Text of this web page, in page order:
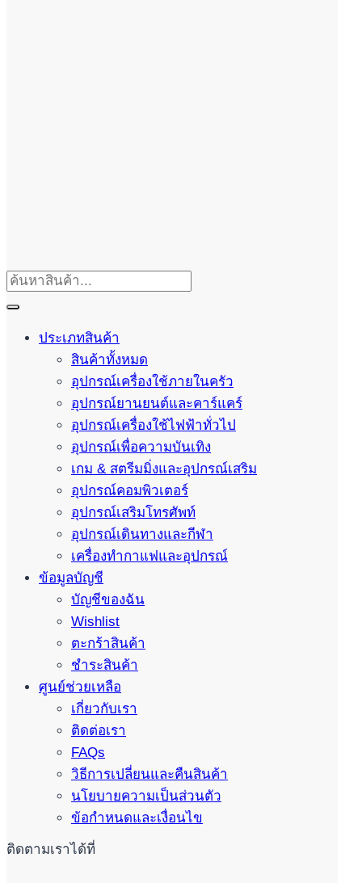
ประเภทสินค้า
สินค้าทั้งหมด
อุปกรณ์เครื่องใช้ภายในครัว
อุปกรณ์ยานยนต์และคาร์แคร์
อุปกรณ์เครื่องใช้ไฟฟ้าทั่วไป
อุปกรณ์เพื่อความบันเทิง
เกม & สตรีมมิ่งและอุปกรณ์เสริม
อุปกรณ์คอมพิวเตอร์
อุปกรณ์เสริมโทรศัพท์
อุปกรณ์เดินทางและกีฬา
เครื่องทำกาแฟและอุปกรณ์
ข้อมูลบัญชี
บัญชีของฉัน
Wishlist
ตะกร้าสินค้า
ชำระสินค้า
ศูนย์ช่วยเหลือ
เกี่ยวกับเรา
ติดต่อเรา
FAQs
วิธีการเปลี่ยนและคืนสินค้า
นโยบายความเป็นส่วนตัว
ข้อกำหนดและเงื่อนไข
ติดตามเราได้ที่